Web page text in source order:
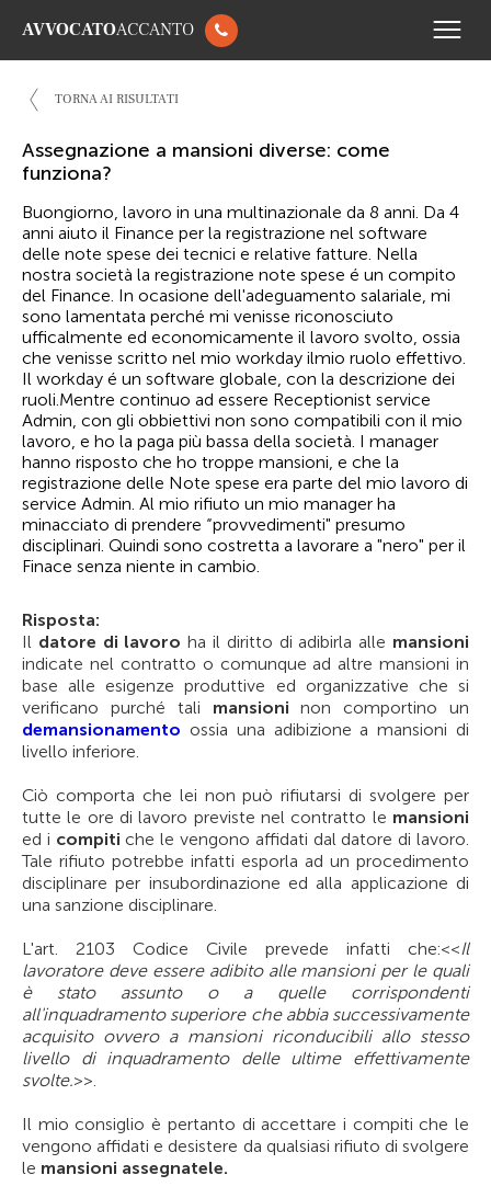
AVVOCATOACCANTO
TORNA AI RISULTATI
Assegnazione a mansioni diverse: come
funziona?
Buongiorno, lavoro in una multinazionale da 8 anni. Da 4
anni aiuto il Finance per la registrazione nel software
delle note spese dei tecnici e relative fatture. Nella
nostra società la registrazione note spese é un compito
del Finance. In ocasione dell'adeguamento salariale, mi
sono lamentata perché mi venisse riconosciuto
ufficalmente ed economicamente il lavoro svolto, ossia
che venisse scritto nel mio workday ilmio ruolo effettivo.
Il workday é un software globale, con la descrizione dei
ruoli.Mentre continuo ad essere Receptionist service
Admin, con gli obbiettivi non sono compatibili con il mio
lavoro, e ho la paga più bassa della società. I manager
hanno risposto che ho troppe mansioni, e che la
registrazione delle Note spese era parte del mio lavoro di
service Admin. Al mio rifiuto un mio manager ha
minacciato di prendere “provvedimenti" presumo
disciplinari. Quindi sono costretta a lavorare a "nero" per il
Finace senza niente in cambio.
Risposta:
Il datore di lavoro ha il diritto di adibirla alle mansioni
indicate nel contratto o comunque ad altre mansioni in
base alle esigenze produttive ed organizzative che si
verificano purché tali mansioni non comportino un
demansionamento ossia una adibizione a mansioni di
livello inferiore.
Ciò comporta che lei non può rifiutarsi di svolgere per
tutte le ore di lavoro previste nel contratto le mansioni
ed i compiti che le vengono affidati dal datore di lavoro.
Tale rifiuto potrebbe infatti esporla ad un procedimento
disciplinare per insubordinazione ed alla applicazione di
una sanzione disciplinare.
L'art. 2103 Codice Civile prevede infatti che:<<Il
lavoratore deve essere adibito alle mansioni per le quali
è stato assunto o a quelle corrispondenti
all'inquadramento superiore che abbia successivamente
acquisito ovvero a mansioni riconducibili allo stesso
livello di inquadramento delle ultime effettivamente
svolte.>>.
Il mio consiglio è pertanto di accettare i compiti che le
vengono affidati e desistere da qualsiasi rifiuto di svolgere
le mansioni assegnatele.